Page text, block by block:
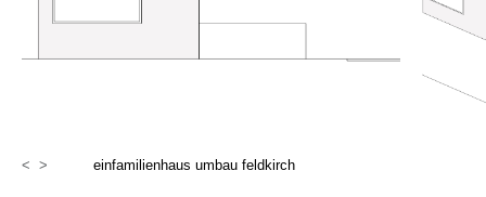
< > einfamilienhaus umbau feldkirch